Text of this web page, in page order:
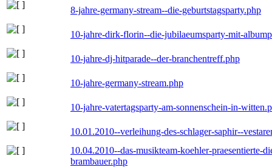
8-jahre-germany-stream--die-geburtstagsparty.php
10-jahre-dirk-florin--die-jubilaeumsparty-mit-
10-jahre-dj-hitparade--der-branchentreff.php
10-jahre-germany-stream.php
10-jahre-vatertagsparty-am-sonnenschein-in-
10.01.2010--verleihung-des-schlager-saphir--
10.04.2010--das-musikteam-koehler-praesentierte-
brambauer.php